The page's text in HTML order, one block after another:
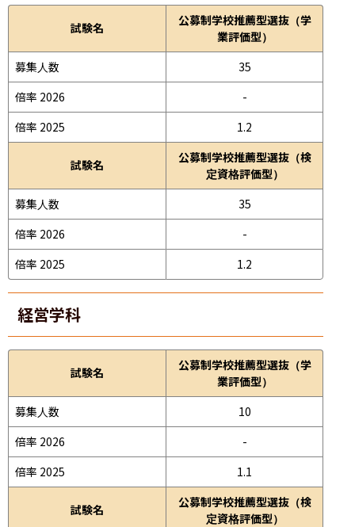
試験名
公募制学校推薦型選抜（学
業評価型）
募集人数
35
倍率 2026
-
倍率 2025
1.2
試験名
公募制学校推薦型選抜（検
定資格評価型）
募集人数
35
倍率 2026
-
倍率 2025
1.2
経営学科
試験名
公募制学校推薦型選抜（学
業評価型）
募集人数
10
倍率 2026
-
倍率 2025
1.1
試験名
公募制学校推薦型選抜（検
定資格評価型）